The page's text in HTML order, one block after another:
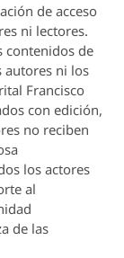
de acceso
ni lectores.
contenidos de
autores ni los
Francisco
con edición,
no reciben
los actores
al
de las